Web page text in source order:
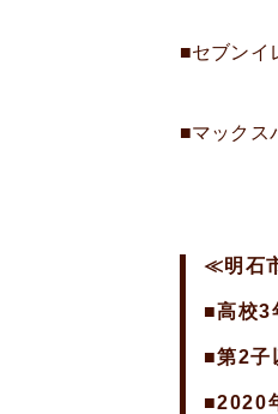
■セブンイ
■マックス
≪明石
■高校3
■第2子
■2020